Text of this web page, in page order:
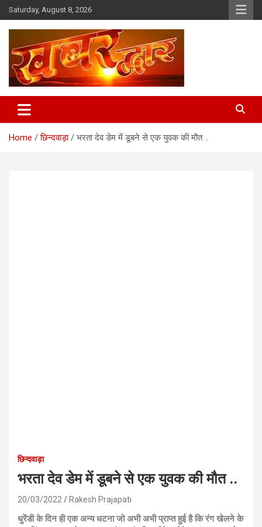
Skip
to
content
Saturday, August 8, 2026
Khabar Dwar
Home छिन्दवाड़ा भरता देव डेम में डूबने से एक युवक की मौत ..
छिन्दवाड़ा
भरता देव डेम में डूबने से एक युवक की मौत ..
20/03/2022 Rakesh Prajapati
धुरेंडी के दिन ही एक अन्य धटना जो अभी अभी प्राप्त हुई है कि रंग खेलने के